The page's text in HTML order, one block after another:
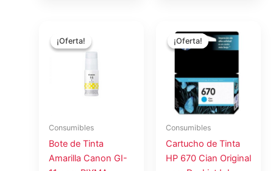
¡Oferta!
¡Oferta!
Consumibles
Bote de Tinta
Amarilla Canon GI-
precio
original
¡Oferta!
¡Oferta!
Consumibles
Cartucho de Tinta
HP 670 Cian Original
precio
original
precio
actual